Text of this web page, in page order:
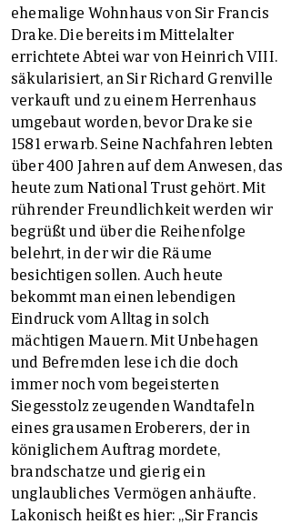
ehemalige Wohnhaus von Sir Francis
Drake. Die bereits im Mittelalter
errichtete Abtei war von Heinrich VIII.
säkularisiert, an Sir Richard Grenville
verkauft und zu einem Herrenhaus
umgebaut worden, bevor Drake sie
1581 erwarb. Seine Nachfahren lebten
über 400 Jahren auf dem Anwesen, das
heute zum National Trust gehört. Mit
rührender Freundlichkeit werden wir
begrüßt und über die Reihenfolge
belehrt, in der wir die Räume
besichtigen sollen. Auch heute
bekommt man einen lebendigen
Eindruck vom Alltag in solch
mächtigen Mauern. Mit Unbehagen
und Befremden lese ich die doch
immer noch vom begeisterten
Siegesstolz zeugenden Wandtafeln
eines grausamen Eroberers, der in
königlichem Auftrag mordete,
brandschatze und gierig ein
unglaubliches Vermögen anhäufte.
Lakonisch heißt es hier: „Sir Francis